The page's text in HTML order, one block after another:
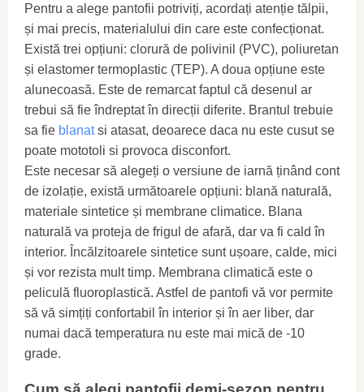
Pentru a alege pantofii potriviți, acordați atenție tălpii,
și mai precis, materialului din care este confecționat.
Există trei opțiuni: clorură de polivinil (PVC), poliuretan
și elastomer termoplastic (TEP). A doua opțiune este
alunecoasă. Este de remarcat faptul că desenul ar
trebui să fie îndreptat în direcții diferite. Brantul trebuie
sa fie blanatsi atasat, deoarece daca nu este cusut se
poate mototoli si provoca disconfort.
Este necesar să alegeți o versiune de iarnă ținând cont
de izolație, există următoarele opțiuni: blană naturală,
materiale sintetice și membrane climatice. Blana
naturală va proteja de frigul de afară, dar va fi cald în
interior. Încălzitoarele sintetice sunt ușoare, calde, mici
și vor rezista mult timp. Membrana climatică este o
peliculă fluoroplastică. Astfel de pantofi vă vor permite
să vă simțiți confortabil în interior și în aer liber, dar
numai dacă temperatura nu este mai mică de -10
grade.